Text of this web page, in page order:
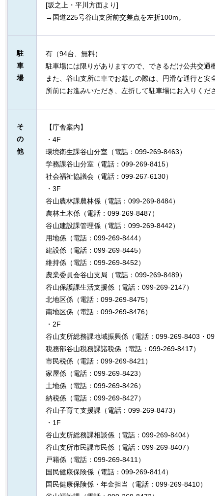
[坂之上・平川方面より]
→国道225号谷山支所前交差点を左折100m。
駐
車
場
有（94台、無料）
駐車場には限りがありますので、できるだけ公共交通
また、谷山支所に車でお越しの際は、円滑な通行と安
所前にお進みいただき、左折して駐車場にお入りくださ
そ
の
他
【庁舎案内】
・4F
環境衛生課谷山分室（電話：099-269-8463）
学務課谷山分室（電話：099-269-8415）
社会福祉協議会（電話：099-267-6130）
・3F
谷山農林課農林係（電話：099-269-8484）
農林土木係（電話：099-269-8487）
谷山建設課管理係（電話：099-269-8442）
用地係（電話：099-269-8444）
建設係（電話：099-269-8445）
維持係（電話：099-269-8452）
農業委員会谷山支局（電話：099-269-8489）
谷山保護課生活支援係（電話：099-269-2147）
北地区係（電話：099-269-8475）
南地区係（電話：099-269-8476）
・2F
谷山支所総務課地域振興係（電話：099-269-8403・
税務部谷山税務課諸税係（電話：099-269-8417）
市民税係（電話：099-269-8421）
家屋係（電話：099-269-8423）
土地係（電話：099-269-8426）
納税係（電話：099-269-8427）
谷山子育て支援課（電話：099-269-8473）
・1F
谷山支所総務課相談係（電話：099-269-8404）
谷山支所市民課市民係（電話：099-269-8407）
戸籍係（電話：099-269-8411）
国民健康保険係（電話：099-269-8414）
国民健康保険係・年金担当（電話：099-269-8410）